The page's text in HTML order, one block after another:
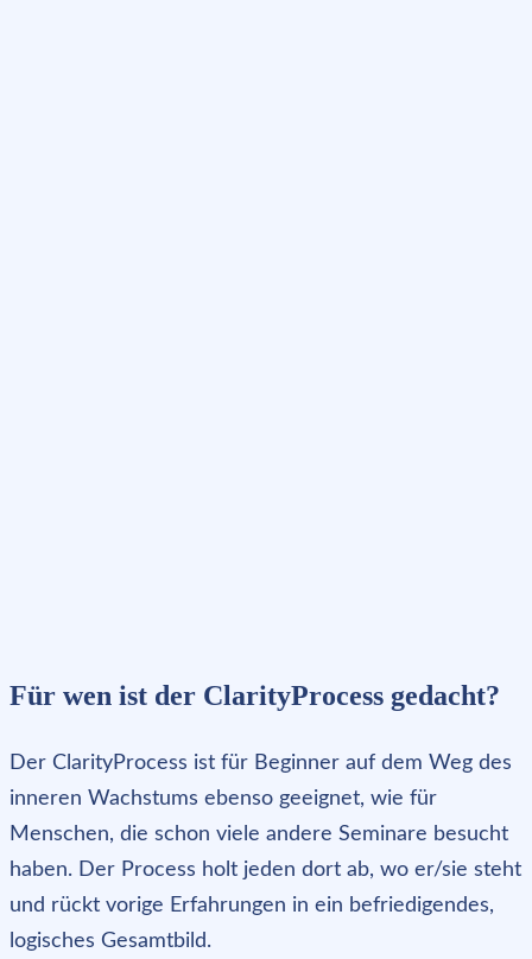
Für wen ist der ClarityProcess gedacht?
Der ClarityProcess ist für Beginner auf dem Weg des
inneren Wachstums ebenso geeignet, wie für
Menschen, die schon viele andere Seminare besucht
haben. Der Process holt jeden dort ab, wo er/sie steht
und rückt vorige Erfahrungen in ein befriedigendes,
logisches Gesamtbild.